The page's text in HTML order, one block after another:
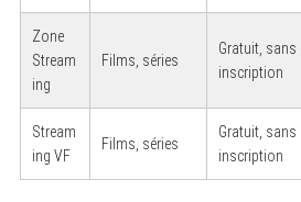
Zone
Stream
ing
Films, séries
Gratuit, sans
inscription
Stream
ing VF
Films, séries
Gratuit, sans
inscription